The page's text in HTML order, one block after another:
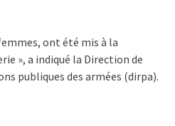
ont été mis à la
», a indiqué la Direction de
publiques des armées (dirpa).